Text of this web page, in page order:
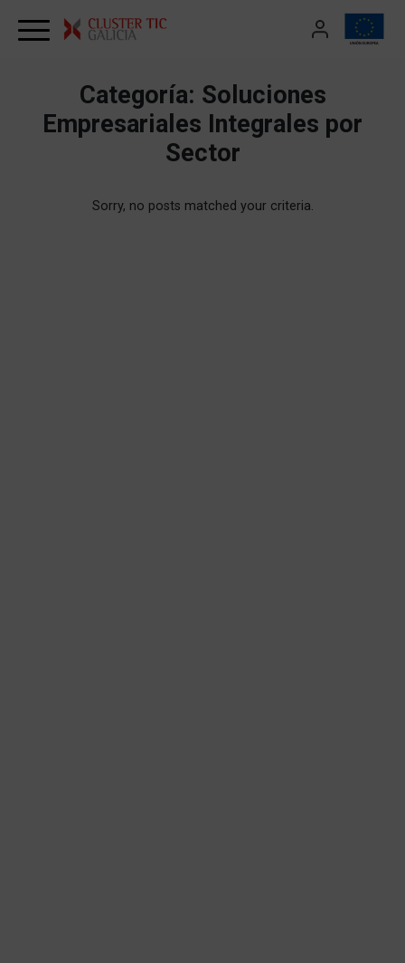
Categoría: Soluciones
Empresariales Integrales por
Sector
Sorry, no posts matched your criteria.